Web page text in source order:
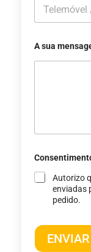
A sua
Autorizo
enviadas
pedido.
ENVIAR